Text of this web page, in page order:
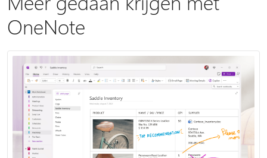
OneNote